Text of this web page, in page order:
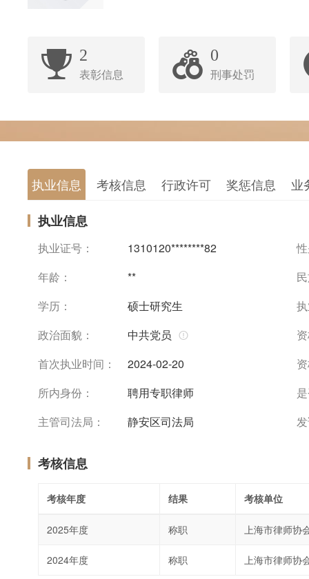
2
表彰信息
0
刑事处罚
执业信息 考核信息 行政许可 奖惩信息 业
执业信息
执业证号： 1310120********82
年龄：
**
学历：
硕士研究生
政治面貌：
中共党员
首次执业时间：
2024-02-20
所内身份：
聘用专职律师
主管司法局：
静安区司法局
考核信息
考核年度 结果 考核单位
2025年度 称职 上海市律师协
2024年度 称职 上海市律师协